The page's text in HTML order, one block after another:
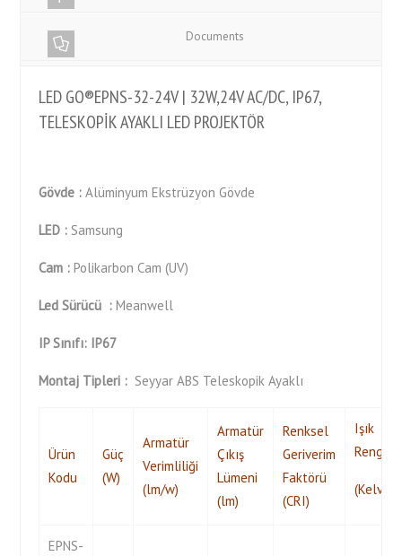
Documents
LED GO®EPNS-32-24V | 32W,24V AC/DC, IP67,
TELESKOPİK AYAKLI LED PROJEKTÖR
Gövde : Alüminyum Ekstrüzyon Gövde
LED : Samsung
Cam : Polikarbon Cam (UV)
Led Sürücü : Meanwell
IP Sınıfı: IP67
Montaj Tipleri : Seyyar ABS Teleskopik Ayaklı
Ürün
Kodu
Güç
(W)
Armatür
Verimliliği
(lm/w)
Armatür
Çıkış
Lümeni
(lm)
Renksel
Geriverim
Faktörü
(CRI)
Işık
Rengi
(Kelvin)
EPNS-